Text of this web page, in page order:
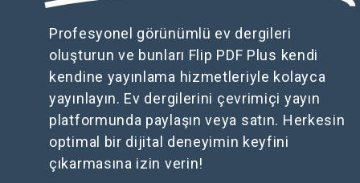
Profesyonel görünümlü ev dergileri
oluşturun ve bunları Flip PDF Plus kendi
kendine yayınlama hizmetleriyle kolayca
yayınlayın. Ev dergilerini çevrimiçi yayın
platformunda paylaşın veya satın. Herkesin
optimal bir dijital deneyimin keyfini
çıkarmasına izin verin!